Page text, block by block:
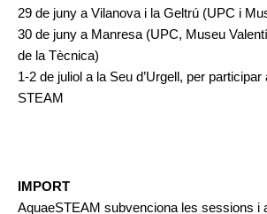
29 de juny a Vilanova i la Geltrú (UPC i
30 de juny a Manresa (UPC, Museu
de la Tècnica)
1-2 de juliol a la Seu d’Urgell, per
STEAM
IMPORT
AquaeSTEAM subvenciona les sessions i